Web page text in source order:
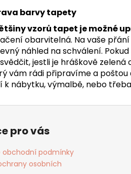
barvy tapety
vzorů tapet je možné
obarvitelná. Na vaše
náhled na schválení.
jestli je hráškově zelená
vám rádi připravíme a poštou
k nábytku, výmalbě, nebo
pro vás
obchodní podmínky
osobních